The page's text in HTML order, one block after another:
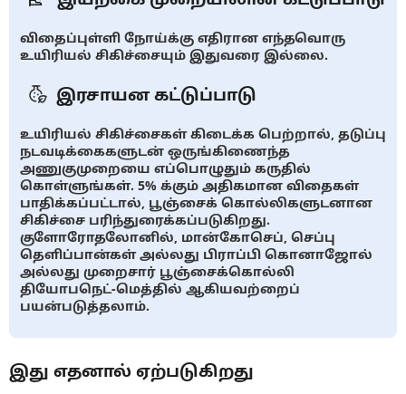
விதைப்புள்ளி நோய்க்கு எதிரான எந்தவொரு
உயிரியல் சிகிச்சையும் இதுவரை இல்லை.
இரசாயன கட்டுப்பாடு
உயிரியல் சிகிச்சைகள் கிடைக்க பெற்றால், தடுப்பு
நடவடிக்கைகளுடன் ஒருங்கிணைந்த
அணுகுமுறையை எப்பொழுதும் கருதில்
கொள்ளுங்கள். 5% க்கும் அதிகமான விதைகள்
பாதிக்கப்பட்டால், பூஞ்சைக் கொல்லிகளுடனான
சிகிச்சை பரிந்துரைக்கப்படுகிறது.
குளோரோதலோனில், மான்கோசெப், செப்பு
தெளிப்பான்கள் அல்லது பிராப்பி கொனாஜோல்
அல்லது முறைசார் பூஞ்சைக்கொல்லி
தியோபநெட்-மெத்தில் ஆகியவற்றைப்
பயன்படுத்தலாம்.
இது எதனால் ஏற்படுகிறது